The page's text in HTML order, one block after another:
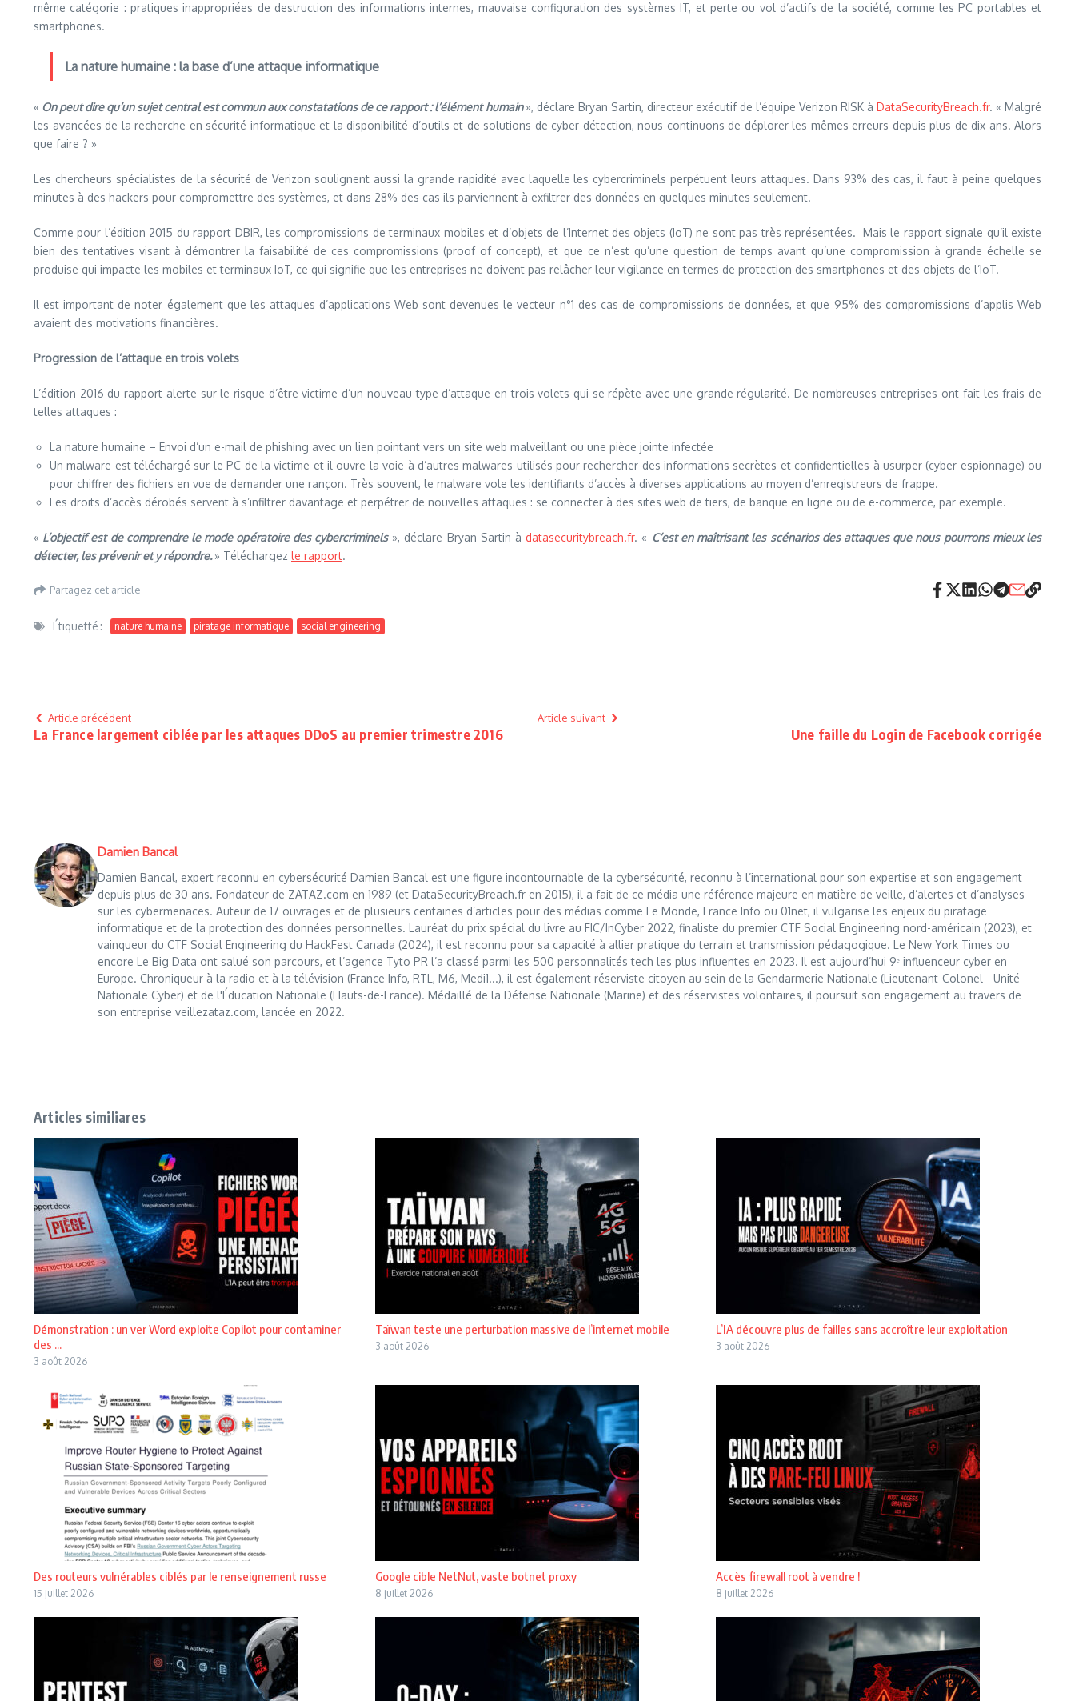
même catégorie : pratiques inappropriées de destruction des informations internes, mauvaise configuration des systèmes IT, et perte ou vol d’actifs de la société, comme les PC portables et
smartphones.
La nature humaine : la base d’une attaque informatique
« On peut dire qu’un sujet central est commun aux constatations de ce rapport : l’élément humain», déclare Bryan Sartin, directeur exécutif de l’équipe Verizon RISK à DataSecurityBreach.fr. « Malgré
les avancées de la recherche en sécurité informatique et la disponibilité d’outils et de solutions de cyber détection, nous continuons de déplorer les mêmes erreurs depuis plus de dix ans. Alors
que faire ? »
Les chercheurs spécialistes de la sécurité de Verizon soulignent aussi la grande rapidité avec laquelle les cybercriminels perpétuent leurs attaques. Dans 93% des cas, il faut à peine quelques
minutes à des hackers pour compromettre des systèmes, et dans 28% des cas ils parviennent à exfiltrer des données en quelques minutes seulement.
Comme pour l’édition 2015 du rapport DBIR, les compromissions de terminaux mobiles et d’objets de l’Internet des objets (IoT) ne sont pas très représentées. Mais le rapport signale qu’il existe
bien des tentatives visant à démontrer la faisabilité de ces compromissions (proof of concept), et que ce n’est qu’une question de temps avant qu’une compromission à grande échelle se
produise qui impacte les mobiles et terminaux IoT, ce qui signifie que les entreprises ne doivent pas relâcher leur vigilance en termes de protection des smartphones et des objets de l’IoT.
Il est important de noter également que les attaques d’applications Web sont devenues le vecteur n°1 des cas de compromissions de données, et que 95% des compromissions d’applis Web
avaient des motivations financières.
Progression de l’attaque en trois volets
L’édition 2016 du rapport alerte sur le risque d’être victime d’un nouveau type d’attaque en trois volets qui se répète avec une grande régularité. De nombreuses entreprises ont fait les frais de
telles attaques :
La nature humaine – Envoi d’un e-mail de phishing avec un lien pointant vers un site web malveillant ou une pièce jointe infectée
Un malware est téléchargé sur le PC de la victime et il ouvre la voie à d’autres malwares utilisés pour rechercher des informations secrètes et confidentielles à usurper (cyber espionnage) ou
pour chiffrer des fichiers en vue de demander une rançon. Très souvent, le malware vole les identifiants d’accès à diverses applications au moyen d’enregistreurs de frappe.
Les droits d’accès dérobés servent à s’infiltrer davantage et perpétrer de nouvelles attaques : se connecter à des sites web de tiers, de banque en ligne ou de e-commerce, par exemple.
« L’objectif est de comprendre le mode opératoire des cybercriminels», déclare Bryan Sartin àdatasecuritybreach.fr. « C’est en maîtrisant les scénarios des attaques que nous pourrons mieux les
détecter, les prévenir et y répondre.» Téléchargez le rapport.
Partagez cet article
Étiquetté : nature humaine piratage informatique social engineering
Article précédent
La France largement ciblée par les attaques DDoS au premier trimestre 2016
Article suivant
Une faille du Login de Facebook corrigée
Damien Bancal
Damien Bancal, expert reconnu en cybersécurité Damien Bancal est une figure incontournable de la cybersécurité, reconnu à l’international pour son expertise et son engagement
depuis plus de 30 ans. Fondateur de ZATAZ.com en 1989 (et DataSecurityBreach.fr en 2015), il a fait de ce média une référence majeure en matière de veille, d’alertes et d’analyses
sur les cybermenaces. Auteur de 17 ouvrages et de plusieurs centaines d’articles pour des médias comme Le Monde, France Info ou 01net, il vulgarise les enjeux du piratage
informatique et de la protection des données personnelles. Lauréat du prix spécial du livre au FIC/InCyber 2022, finaliste du premier CTF Social Engineering nord-américain (2023), et
vainqueur du CTF Social Engineering du HackFest Canada (2024), il est reconnu pour sa capacité à allier pratique du terrain et transmission pédagogique. Le New York Times ou
encore Le Big Data ont salué son parcours, et l’agence Tyto PR l’a classé parmi les 500 personnalités tech les plus influentes en 2023. Il est aujourd’hui 9ᵉ influenceur cyber en
Europe. Chroniqueur à la radio et à la télévision (France Info, RTL, M6, Medi1...), il est également réserviste citoyen au sein de la Gendarmerie Nationale (Lieutenant-Colonel - Unité
Nationale Cyber) et de l'Éducation Nationale (Hauts-de-France). Médaillé de la Défense Nationale (Marine) et des réservistes volontaires, il poursuit son engagement au travers de
son entreprise veillezataz.com, lancée en 2022.
Articles similiares
Démonstration : un ver Word exploite Copilot pour contaminer
des ...
3 août 2026
Taïwan teste une perturbation massive de l’internet mobile
3 août 2026
L’IA découvre plus de failles sans accroître leur exploitation
3 août 2026
Des routeurs vulnérables ciblés par le renseignement russe
15 juillet 2026
Google cible NetNut, vaste botnet proxy
8 juillet 2026
Accès firewall root à vendre !
8 juillet 2026